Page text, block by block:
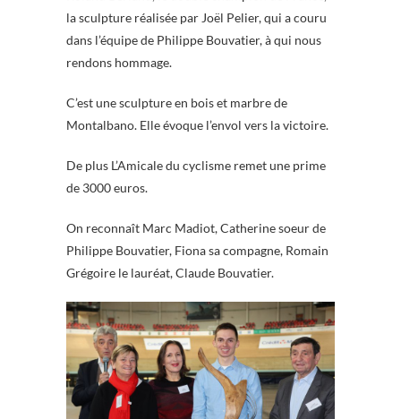
la sculpture réalisée par Joël Pelier, qui a couru
dans l’équipe de Philippe Bouvatier, à qui nous
rendons hommage.
C’est une sculpture en bois et marbre de
Montalbano. Elle évoque l’envol vers la victoire.
De plus L’Amicale du cyclisme remet une prime
de 3000 euros.
On reconnaît Marc Madiot, Catherine soeur de
Philippe Bouvatier, Fiona sa compagne, Romain
Grégoire le lauréat, Claude Bouvatier.